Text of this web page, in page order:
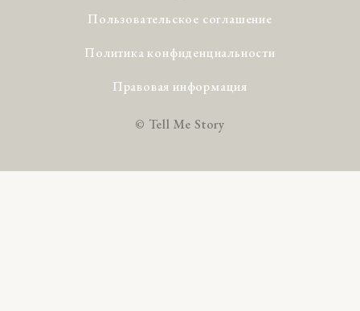
Пользовательское соглашение
Политика конфиденциальности
Правовая информация
© Tell Me Story